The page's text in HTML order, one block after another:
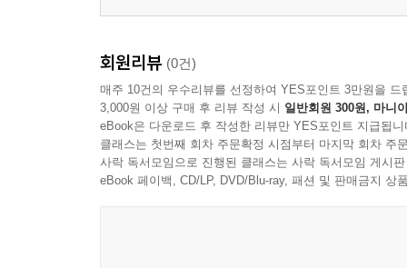
회원리뷰 (0건)
매주 10건의 우수리뷰를 선정하여 YES포인트 3만원을 드
3,000원 이상 구매 후 리뷰 작성 시 일반회원 300원, 마니
eBook은 다운로드 후 작성한 리뷰만 YES포인트 지급됩니
클래스는 첫번째 회차 주문확정 시점부터 마지막 회차 주
사락 독서모임으로 진행된 클래스는 사락 독서모임 게시
eBook 페이백, CD/LP, DVD/Blu-ray, 패션 및 판매금지 상